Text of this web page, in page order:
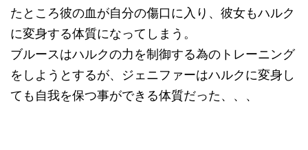
たところ彼の血が自分の傷口に入り、彼女もハルク
に変身する体質になってしまう。
ブルースはハルクの力を制御する為のトレーニング
をしようとするが、ジェニファーはハルクに変身し
ても自我を保つ事ができる体質だった、、、